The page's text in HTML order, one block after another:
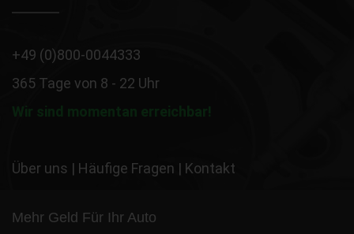
+49 (0)800-0044333
365 Tage von 8 - 22 Uhr
Wir sind momentan erreichbar!
Über uns | Häufige Fragen | Kontakt
Mehr Geld Für Ihr Auto